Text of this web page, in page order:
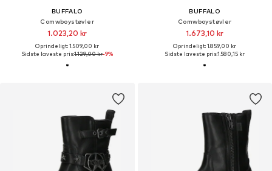
BUFFALO
Comwboystøvler
1.023,20 kr
Oprindeligt: 1.509,00 kr
Sidste laveste pris:1.129,00 kr-9%
BUFFALO
Comwboystøvler
1.673,10 kr
Oprindeligt: 1.859,00 kr
Sidste laveste pris:1.580,15 kr